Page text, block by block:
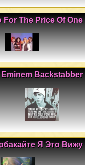
For The Price Of One
Eminem Backstabber
Я Это Вижу